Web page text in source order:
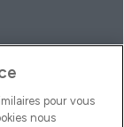
pour vous
nous